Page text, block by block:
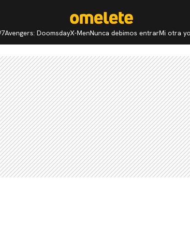
Avengers: DoomsdayX-MenNunca debimos entrarMi otra yo